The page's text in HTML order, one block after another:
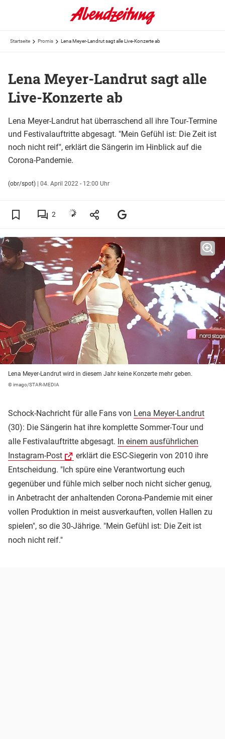
Startseite Promis Lena Meyer-Landrut sagt alle Live-Konzerte ab
Lena Meyer-Landrut sagt alle
Live-Konzerte ab
Lena Meyer-Landrut hat überraschend all ihre Tour-Termine
und Festivalauftritte abgesagt. "Mein Gefühl ist: Die Zeit ist
noch nicht reif", erklärt die Sängerin im Hinblick auf die
Corona-Pandemie.
(obr/spot) | 04. April 2022 - 12:00 Uhr
2
Lena Meyer-Landrut wird in diesem Jahr keine Konzerte mehr geben.
© imago/STAR-MEDIA
Schock-Nachricht für alle Fans von Lena Meyer-Landrut
(30): Die Sängerin hat ihre komplette Sommer-Tour und
alle Festivalauftritte abgesagt. In einem ausführlichen
Instagram-Post
erklärt die ESC-Siegerin von 2010 ihre
Entscheidung. "Ich spüre eine Verantwortung euch
gegenüber und fühle mich selber noch nicht sicher genug,
in Anbetracht der anhaltenden Corona-Pandemie mit einer
vollen Produktion in meist ausverkauften, vollen Hallen zu
spielen", so die 30-Jährige. "Mein Gefühl ist: Die Zeit ist
noch nicht reif."